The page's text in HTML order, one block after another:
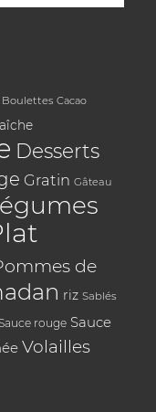
Boulettes Cacao
Desserts
Gratin Gâteau
de
riz Sablés
rouge Sauce
Volailles